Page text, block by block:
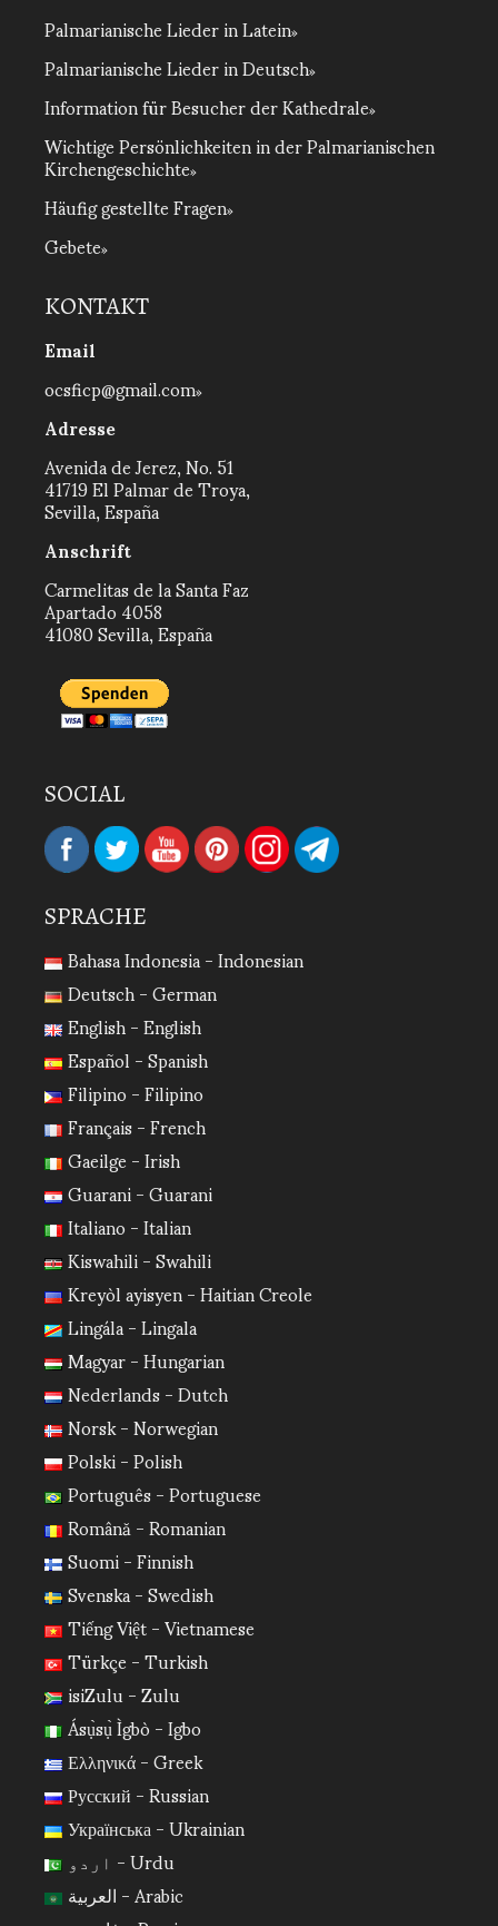
Palmarianische Lieder in Latein
Palmarianische Lieder in Deutsch
Information für Besucher der Kathedrale
Wichtige Persönlichkeiten in der Palmarianischen
Kirchengeschichte
Häufig gestellte Fragen
Gebete
KONTAKT
Email
ocsficp@gmail.com
Adresse
Avenida de Jerez, No. 51
41719 El Palmar de Troya,
Sevilla, España
Anschrift
Carmelitas de la Santa Faz
Apartado 4058
41080 Sevilla, España
SOCIAL
SPRACHE
Bahasa Indonesia - Indonesian
Deutsch - German
English - English
Español - Spanish
Filipino - Filipino
Français - French
Gaeilge - Irish
Guarani - Guarani
Italiano - Italian
Kiswahili - Swahili
Kreyòl ayisyen - Haitian Creole
Lingála - Lingala
Magyar - Hungarian
Nederlands - Dutch
Norsk - Norwegian
Polski - Polish
Português - Portuguese
Română - Romanian
Suomi - Finnish
Svenska - Swedish
Tiếng Việt - Vietnamese
Türkçe - Turkish
isiZulu - Zulu
Ásụ̀sụ̀ Ìgbò - Igbo
Ελληνικά - Greek
Русский - Russian
Українська - Ukrainian
اردو - Urdu
العربية - Arabic